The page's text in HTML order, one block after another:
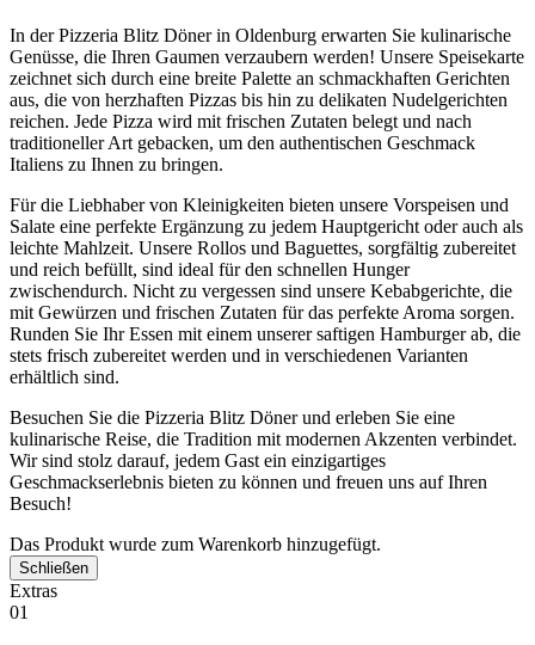
In der Pizzeria Blitz Döner in Oldenburg erwarten Sie kulinarische
Genüsse, die Ihren Gaumen verzaubern werden! Unsere Speisekarte
zeichnet sich durch eine breite Palette an schmackhaften Gerichten
aus, die von herzhaften Pizzas bis hin zu delikaten Nudelgerichten
reichen. Jede Pizza wird mit frischen Zutaten belegt und nach
traditioneller Art gebacken, um den authentischen Geschmack
Italiens zu Ihnen zu bringen.
Für die Liebhaber von Kleinigkeiten bieten unsere Vorspeisen und
Salate eine perfekte Ergänzung zu jedem Hauptgericht oder auch als
leichte Mahlzeit. Unsere Rollos und Baguettes, sorgfältig zubereitet
und reich befüllt, sind ideal für den schnellen Hunger
zwischendurch. Nicht zu vergessen sind unsere Kebabgerichte, die
mit Gewürzen und frischen Zutaten für das perfekte Aroma sorgen.
Runden Sie Ihr Essen mit einem unserer saftigen Hamburger ab, die
stets frisch zubereitet werden und in verschiedenen Varianten
erhältlich sind.
Besuchen Sie die Pizzeria Blitz Döner und erleben Sie eine
kulinarische Reise, die Tradition mit modernen Akzenten verbindet.
Wir sind stolz darauf, jedem Gast ein einzigartiges
Geschmackserlebnis bieten zu können und freuen uns auf Ihren
Besuch!
Das Produkt wurde zum Warenkorb hinzugefügt.
Schließen
Extras
01